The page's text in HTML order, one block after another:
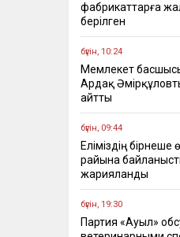
фабрикаттарға
берілген
бүгін, 10:24
Мемлекет
Ардақ
айтты
бүгін, 09:44
Еліміздің бірнеше
райына
жарияланды
бүгін, 19:30
Партия «Ауыл»